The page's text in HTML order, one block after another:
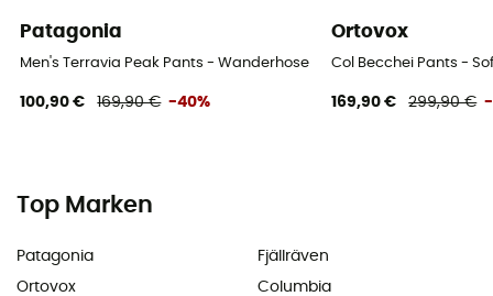
Patagonia
Men's Terravia Peak Pants - Wanderhose - Herren
100,90 € 169,90 € -40%
Ortovox
Col Becchei Pants -
169,90 € 299,90 € -
Top Marken
Patagonia
Ortovox
Fjällräven
Columbia